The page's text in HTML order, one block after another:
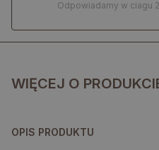
WIĘCEJ O
OPIS PRODUKTU
Odpowiadamy w ciagu